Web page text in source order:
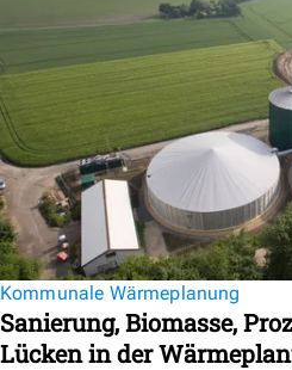
Kommunale Wärmeplanung
Sanierung, Biomasse,
Lücken in der